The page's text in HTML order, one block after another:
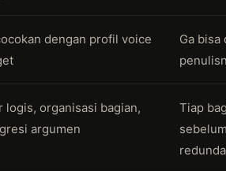
dengan profil voice
Ga bisa
logis, organisasi bagian,
argumen
Tiap